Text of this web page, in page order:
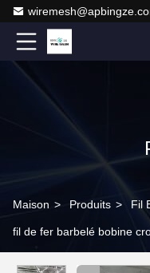
Maison > Produits > Fil
fil de fer barbelé bobine